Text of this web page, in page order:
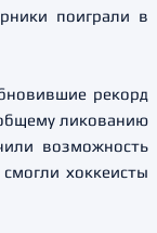
поиграли в
рекорд
ликованию
возможность
хоккеисты